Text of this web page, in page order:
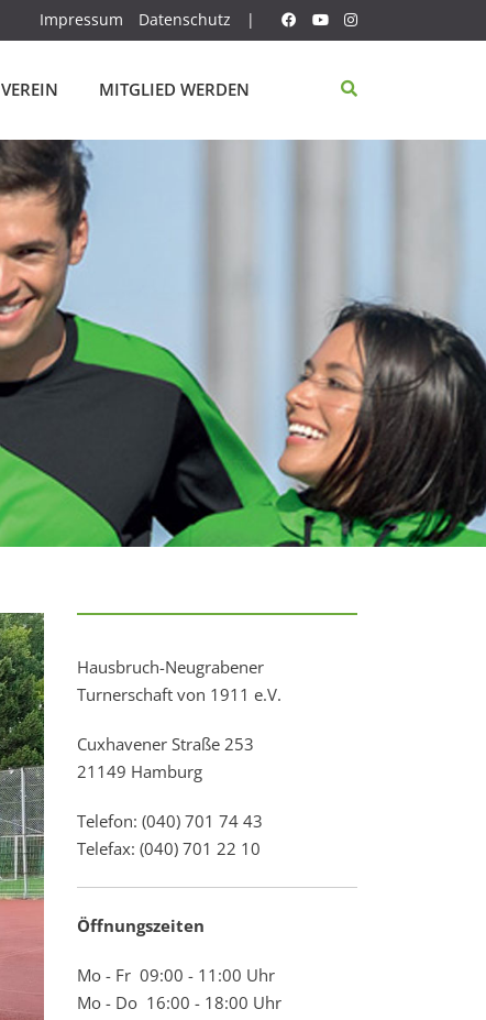
Impressum Datenschutz |
VEREIN MITGLIED WERDEN
Hausbruch-Neugrabener
Turnerschaft von 1911 e.V.
Cuxhavener Straße 253
21149 Hamburg
Telefon: (040) 701 74 43
Telefax: (040) 701 22 10
Öffnungszeiten
Mo - Fr 09:00 - 11:00 Uhr
Mo - Do 16:00 - 18:00 Uhr